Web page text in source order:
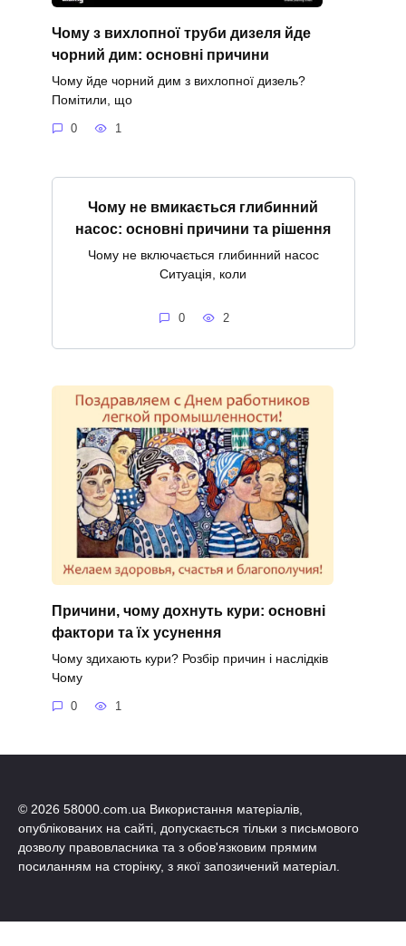
Чому з вихлопної труби дизеля йде
чорний дим: основні причини
Чому йде чорний дим з вихлопної дизель?
Помітили, що
0 1
Чому не вмикається глибинний
насос: основні причини та рішення
Чому не включається глибинний насос
Ситуація, коли
0 2
Причини, чому дохнуть кури: основні
фактори та їх усунення
Чому здихають кури? Розбір причин і наслідків
Чому
0 1
© 2026 58000.com.ua Використання матеріалів,
опублікованих на сайті, допускається тільки з письмового
дозволу правовласника та з обов'язковим прямим
посиланням на сторінку, з якої запозичений матеріал.